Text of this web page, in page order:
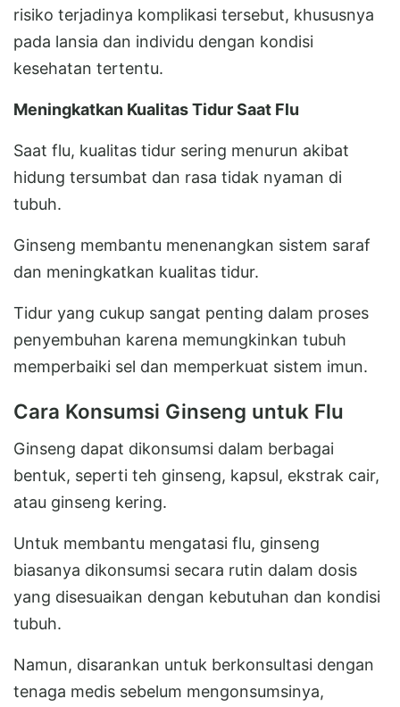
risiko terjadinya komplikasi tersebut, khususnya
pada lansia dan individu dengan kondisi
kesehatan tertentu.
Meningkatkan Kualitas Tidur Saat Flu
Saat flu, kualitas tidur sering menurun akibat
hidung tersumbat dan rasa tidak nyaman di
tubuh.
Ginseng membantu menenangkan sistem saraf
dan meningkatkan kualitas tidur.
Tidur yang cukup sangat penting dalam proses
penyembuhan karena memungkinkan tubuh
memperbaiki sel dan memperkuat sistem imun.
Cara Konsumsi Ginseng untuk Flu
Ginseng dapat dikonsumsi dalam berbagai
bentuk, seperti teh ginseng, kapsul, ekstrak cair,
atau ginseng kering.
Untuk membantu mengatasi flu, ginseng
biasanya dikonsumsi secara rutin dalam dosis
yang disesuaikan dengan kebutuhan dan kondisi
tubuh.
Namun, disarankan untuk berkonsultasi dengan
tenaga medis sebelum mengonsumsinya,